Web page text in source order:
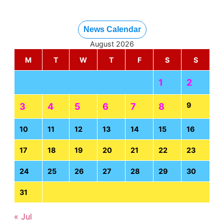
News Calendar
August 2026
M
T W T F S S
1 2
3 4 5 6 7 8 9
10 11 12 13 14 15 16
17 18 19 20 21 22 23
24 25 26 27 28 29 30
31
« Jul